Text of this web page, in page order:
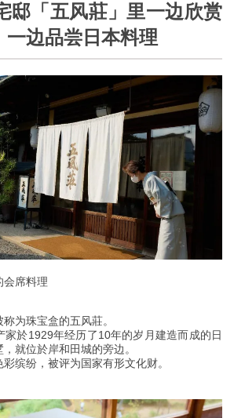
邸「五风莊」里一边欣赏
一边品尝日本料理
席料理
为珠宝盒的五风莊。
家於1929年经历了10年的岁月建造而成的日
就位於岸和田城的旁边。
缤纷，被评为国家有形文化财。